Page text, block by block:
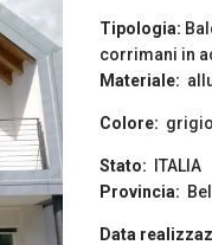
Tipologia:
corrimani in
Materiale:
Colore:
Stato:
ITALIA
Provincia:
Data